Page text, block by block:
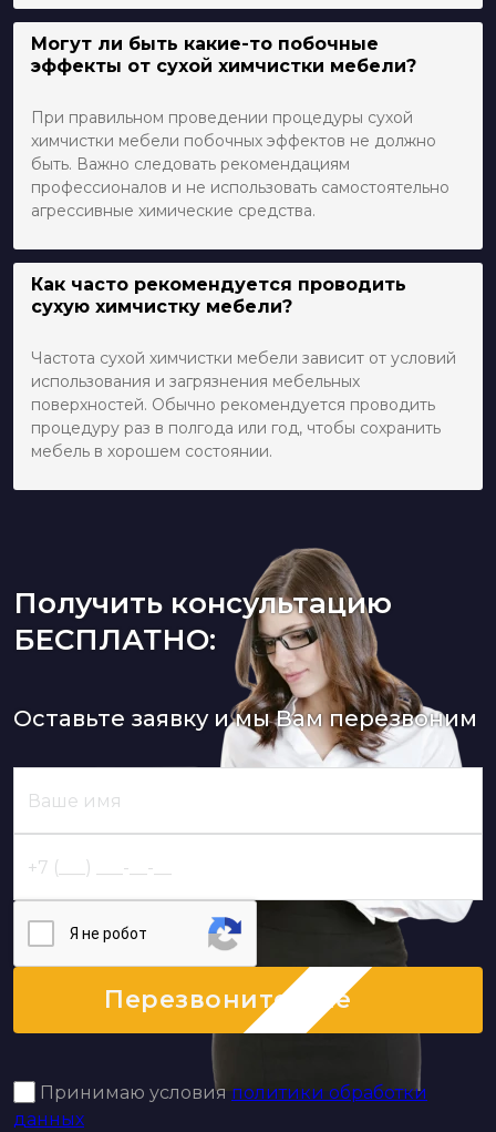
Могут ли быть какие-то побочные
эффекты от сухой химчистки мебели?
При правильном проведении процедуры сухой
химчистки мебели побочных эффектов не должно
быть. Важно следовать рекомендациям
профессионалов и не использовать самостоятельно
агрессивные химические средства.
Как часто рекомендуется проводить
сухую химчистку мебели?
Частота сухой химчистки мебели зависит от условий
использования и загрязнения мебельных
поверхностей. Обычно рекомендуется проводить
процедуру раз в полгода или год, чтобы сохранить
мебель в хорошем состоянии.
Получить консультацию
БЕСПЛАТНО:
Оставьте заявку и мы Вам перезвоним
Я нe poбoт
Перезвоните мне
Принимаю условия политики обработки
данных